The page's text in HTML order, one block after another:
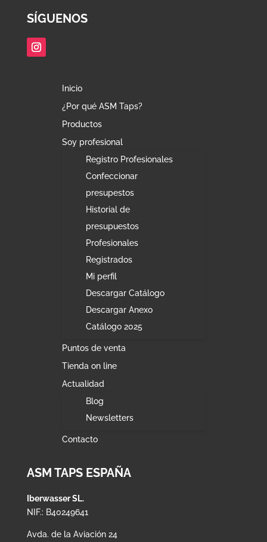
SÍGUENOS
Inicio
¿Por qué ASM Taps?
Productos
Soy profesional
Registro Profesionales
Confeccionar
presupestos
Historial de
presupuestos
Profesionales
Registrados
Mi perfil
Descargar Catálogo
Descargar Anexo
Catálogo 2025
Puntos de venta
Tienda on line
Actualidad
Blog
Newsletters
Contacto
ASM TAPS ESPAÑA
Iberwasser SL.
NIF.: B40249641
Avda. de la Aviación 24